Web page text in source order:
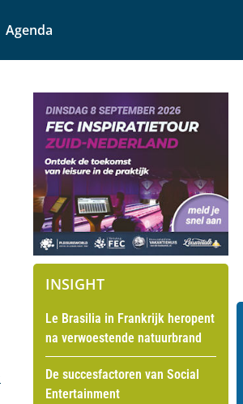
Agenda
INSIGHT
Le Brasilia in Frankrijk heropent
na verwoestende natuurbrand
De succesfactoren van Social
Entertainment